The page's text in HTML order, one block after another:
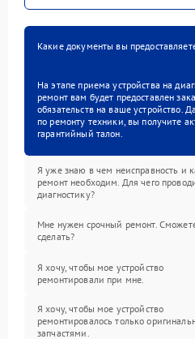
Какие документы вы
На этапе приема устройства на
ремонт вам будет предоставлен
обязательств на ваше устройство.
по ремонту техники, вы получите
гарантийный талон.
Я уже знаю в чем неисправность и
ремонт необходим. Для чего
диагностику?
Мне нужен срочный ремонт.
сделать?
Я хочу, чтобы мое устройство
ремонтировали при мне.
Я хочу, чтобы мое устройство
ремонтировалось только
запчастями.